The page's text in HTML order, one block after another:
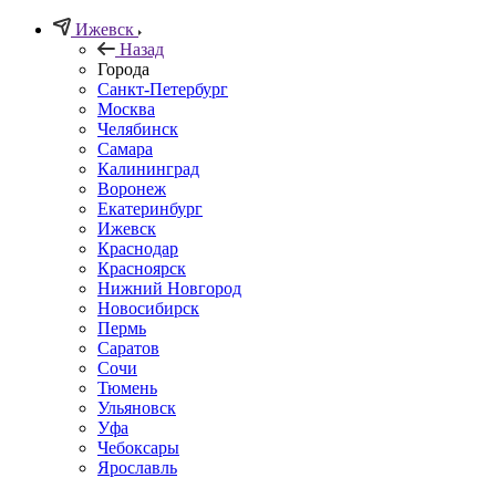
Ижевск
Назад
Города
Санкт-Петербург
Москва
Челябинск
Самара
Калининград
Воронеж
Екатеринбург
Ижевск
Краснодар
Красноярск
Нижний Новгород
Новосибирск
Пермь
Саратов
Сочи
Тюмень
Ульяновск
Уфа
Чебоксары
Ярославль